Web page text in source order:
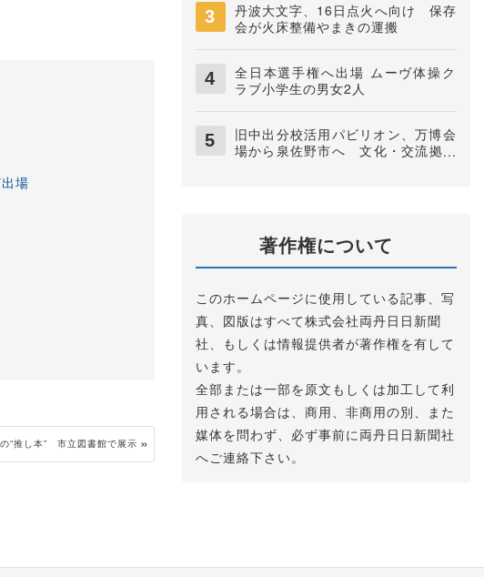
場
“推し本” 市立図書館で展示
丹波大文字、16日点火へ向け 保存
会が火床整備やまきの運搬
全日本選手権へ出場 ムーヴ体操ク
ラブ小学生の男女2人
旧中出分校活用パビリオン、万博会
場から泉佐野市へ 文化・交流拠点
著作権について
このホームページに使用している記事、写
真、図版はすべて株式会社両丹日日新聞
社、もしくは情報提供者が著作権を有して
います。
全部または一部を原文もしくは加工して利
用される場合は、商用、非商用の別、また
媒体を問わず、必ず事前に両丹日日新聞社
へご連絡下さい。